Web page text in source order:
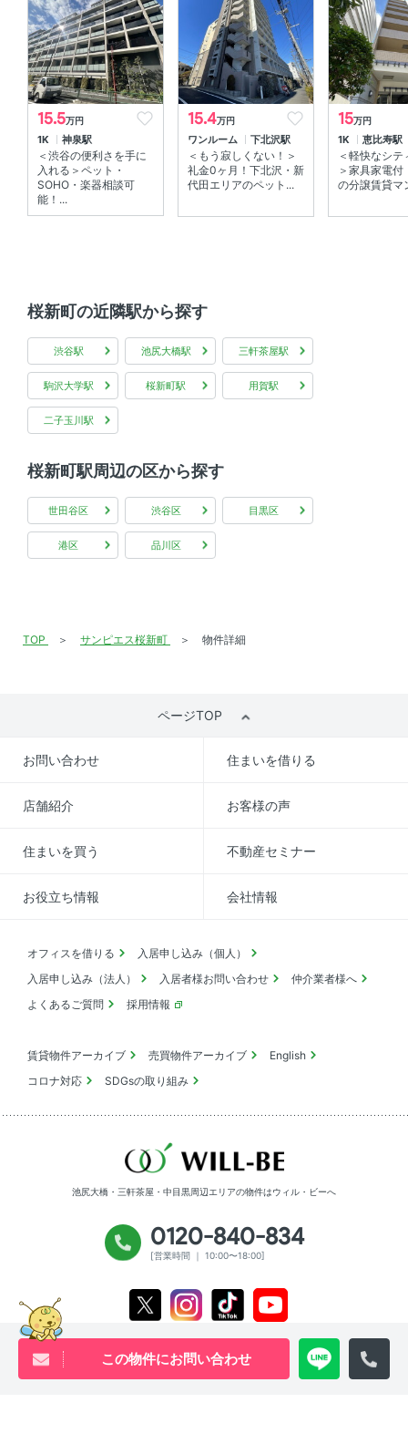
ラ
室内設備
室内洗濯機置場 、 エアコン
部屋の特徴
全居室フローリング 、 バルコニー 、 メゾネット 、 南向
き
共用部
15.5万円
1K 神泉駅
＜渋谷の便利さを手に
入れる＞ペット・
SOHO・楽器相談可
能！...
15.4万円
ワンルーム 下北沢駅
＜もう寂しくない！＞
礼金0ヶ月！下北沢・新
代田エリアのペット...
15万円
1K 恵比寿駅
＜軽快なシテ
＞家具家電付
の分譲賃貸マ
桜新町の近隣駅から探す
渋谷駅 池尻大橋駅 三軒茶屋駅
駒沢大学駅 桜新町駅 用賀駅
二子玉川駅
桜新町駅周辺の区から探す
世田谷区 渋谷区 目黒区
港区 品川区
この物件にお問い合わせ
TOP サンピエス桜新町 物件詳細
ページTOP
お問い合わせ 住まいを借りる
店舗紹介 お客様の声
住まいを買う 不動産セミナー
お役立ち情報 会社情報
オフィスを借りる
入居申し込み（個人）
入居申し込み（法人）
入居者様お問い合わせ
仲介業者様へ
よくあるご質問
採用情報
賃貸物件アーカイブ 売買物件アーカイブ
English
コロナ対応
SDGsの取り組み
池尻大橋・三軒茶屋・中目黒周辺エリアの物件はウィル・ビーへ
0120-840-834
[営業時間 ｜ 10:00〜18:00]
Instagram Tiktok
物件アーカイブ プライバシーポリシー サイトマップ